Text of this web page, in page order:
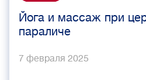
Йога и массаж при
параличе
7 февраля 2025